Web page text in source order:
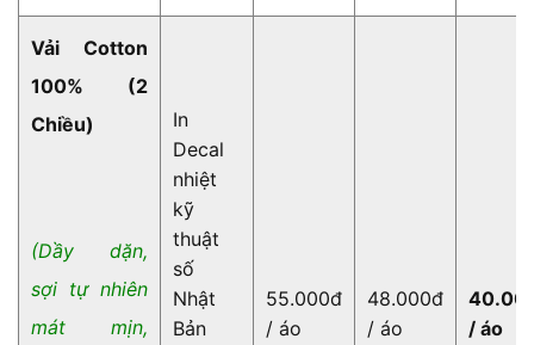
Vải Cotton
100% (2
Chiều)
(Dầy dặn,
sợi tự nhiên
mát mịn,
In
Decal
nhiệt
kỹ
thuật
số
Nhật
Bản
55.000đ
/ áo
48.000đ
/ áo
/ áo